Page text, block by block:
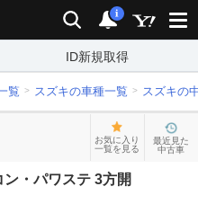
検索 通知
i
ID新規取得
覧 スズキの車種一覧 スズキの
お気に入り
一覧を見る
最近見た
中古車
・パワステ 3方開